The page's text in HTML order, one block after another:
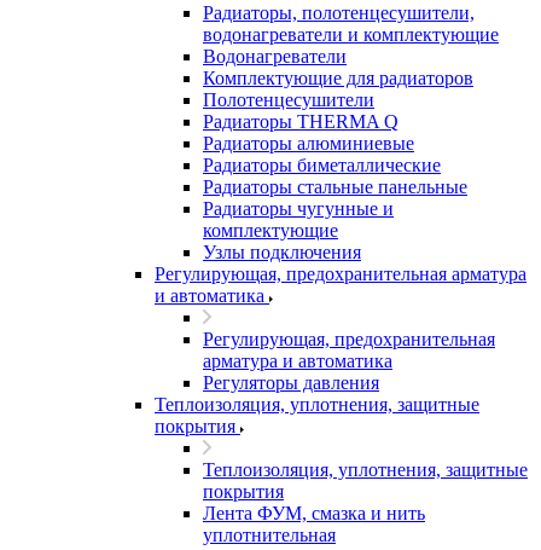
Радиаторы, полотенцесушители,
водонагреватели и комплектующие
Водонагреватели
Комплектующие для радиаторов
Полотенцесушители
Радиаторы THERMA Q
Радиаторы алюминиевые
Радиаторы биметаллические
Радиаторы стальные панельные
Радиаторы чугунные и
комплектующие
Узлы подключения
Регулирующая, предохранительная арматура
и автоматика
Регулирующая, предохранительная
арматура и автоматика
Регуляторы давления
Теплоизоляция, уплотнения, защитные
покрытия
Теплоизоляция, уплотнения, защитные
покрытия
Лента ФУМ, смазка и нить
уплотнительная